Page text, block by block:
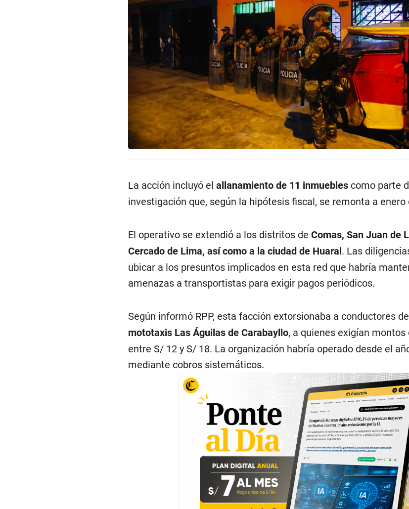
La acción incluyó el allanamiento de 11 inmueblescomo parte
investigación que, según la hipótesis fiscal, se remonta a enero
El operativo se extendió a los distritos de Comas, San Juan de
Cercado de Lima, así como a la ciudad de Huaral. Las
ubicar a los presuntos implicados en esta red que habría
amenazas a transportistas para exigir pagos periódicos.
Según informó RPP, esta facción extorsionaba a conductores
mototaxis Las Águilas de Carabayllo, a quienes exigían montos
entre S/ 12 y S/ 18. La organización habría operado desde el
mediante cobros sistemáticos.